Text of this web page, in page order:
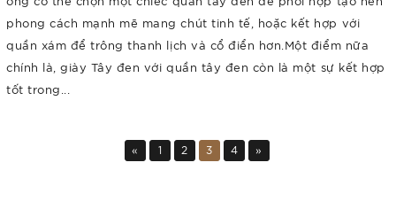
phong cách mạnh mẽ mang chút tinh tế, hoặc kết hợp với
quần xám để trông thanh lịch và cổ điển hơn.Một điểm nữa
chính là, giày Tây đen với quần tây đen còn là một sự kết hợp
tốt trong...
« 1 2 3 4 »